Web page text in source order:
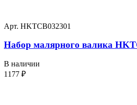
Арт. HKTCB032301
Набор малярного валика
В наличии
1177 ₽